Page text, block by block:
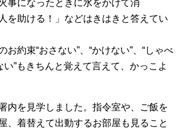
事になったときに水をかけて消
を助ける！」などはきはきと答えてい
お約束“おさない”、“かけない”、“しゃべ
い”もきちんと覚えて言えて、かっこよ
内を見学しました。指令室や、ご飯を
、着替えて出動するお部屋も見ること